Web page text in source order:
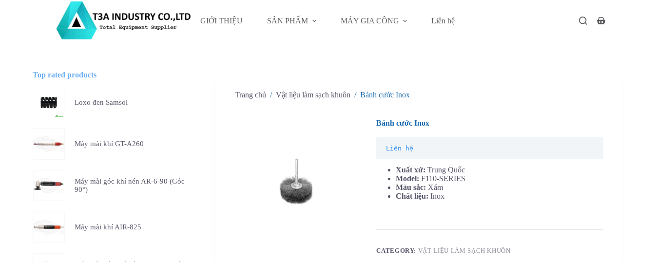
GIỚI THIỆU SẢN PHẨM MÁY GIA CÔNG Liên hệ
Giỏ
Trang chủ / Vật liệu làm sạch khuôn / Bánh cước Inox
Bánh cước Inox
Liên hệ
Xuất xứ:Trung Quốc
Model:F110-SERIES
Màu sắc: Xám
Chất liệu: Inox
CATEGORY: VẬT LIỆU LÀM SẠCH KHUÔN
Top rated products
Loxo đen Samsol
Máy mài khí GT-A260
Máy mài góc khí nén AR-6-90 (Góc
90°)
Máy mài khí AIR-825